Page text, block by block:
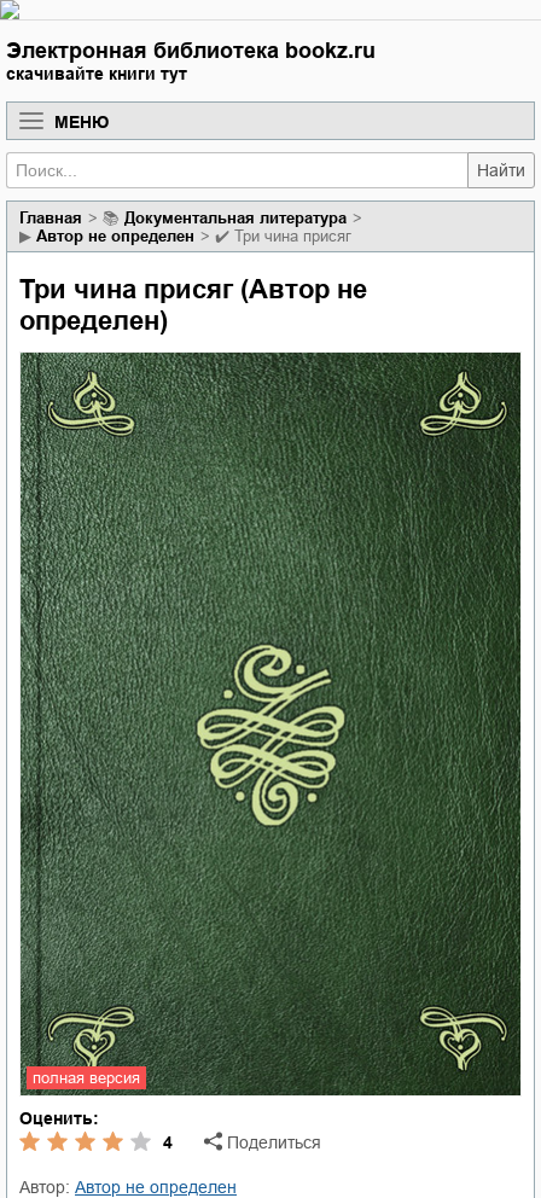
Электронная библиотека bookz.ru
скачивайте книги тут
МЕНЮ
Найти
Главная 📚
документальная литература
▶ Автор не определен ✔️ Три чина присяг
Три чина присяг (Автор не
определен)
полная версия
Оценить:
4
Поделиться
Автор:
Автор не определен